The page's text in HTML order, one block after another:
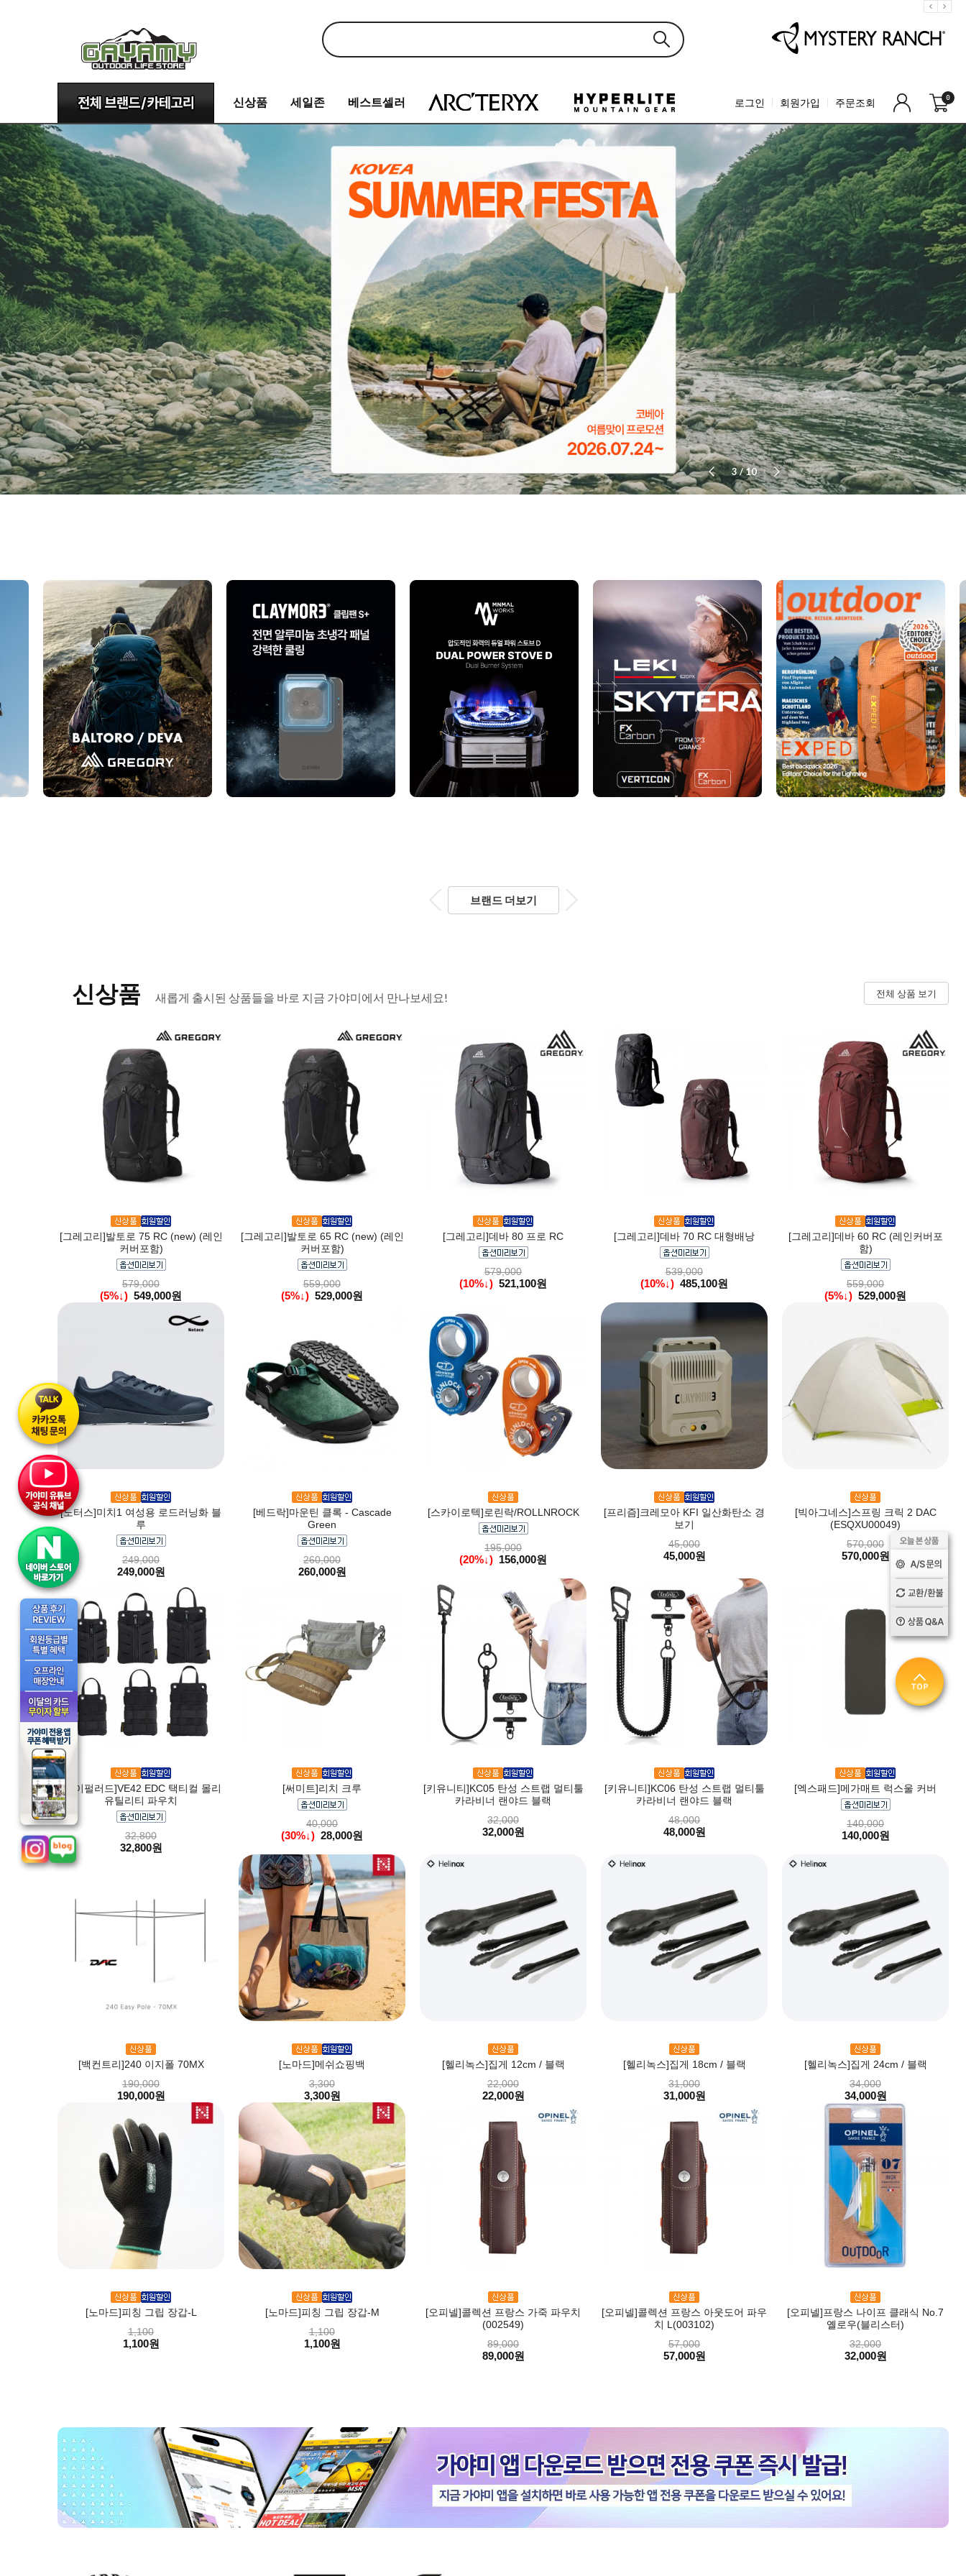
신상품 세일존 베스트셀러 로그인 회원가입 주문조회 0
4 /10
브랜드 더보기
신상품 새롭게 출시된 상품들을 바로 지금 가야미에서 만나보세요! 전체 상품 보기
[그레고리]발토로 75 RC (new) (레인
커버포함)
579,000
(5%↓) 549,000원
[그레고리]발토로 65 RC (new) (레인
커버포함)
559,000
(5%↓) 529,000원
[그레고리]데바 80 프로 RC
579,000
(10%↓) 521,100원
[그레고리]데바 70 RC 대형배낭
539,000
(10%↓) 485,100원
[그레고리]데바 60 RC (레인커버포
함)
559,000
(5%↓) 529,000원
[노터스]미치1 여성용 로드러닝화 블
루
249,000
249,000원
[베드락]마운틴 클록 - Cascade
Green
260,000
260,000원
[스카이로텍]로린락/ROLLNROCK
195,000
(20%↓) 156,000원
[프리즘]크레모아 KFI 일산화탄소 경
보기
45,000
45,000원
[빅아그네스]스프링 크릭 2 DAC
(ESQXU00049)
570,000
570,000원
[바이펄러드]VE42 EDC 택티컬 몰리
유틸리티 파우치
32,800
32,800원
[써미트]리치 크루
40,000
(30%↓) 28,000원
[키유니티]KC05 탄성 스트랩 멀티툴
카라비너 랜야드 블랙
32,000
32,000원
[키유니티]KC06 탄성 스트랩 멀티툴
카라비너 랜야드 블랙
48,000
48,000원
[엑스패드]메가매트 럭스울 커버
140,000
140,000원
[백컨트리]240 이지폴 70MX
190,000
190,000원
[노마드]메쉬쇼핑백
3,300
3,300원
[헬리녹스]집게 12cm / 블랙
22,000
22,000원
[헬리녹스]집게 18cm / 블랙
31,000
31,000원
[헬리녹스]집게 24cm / 블랙
34,000
34,000원
[노마드]피칭 그립 장갑-L
1,100
1,100원
[노마드]피칭 그립 장갑-M
1,100
1,100원
[오피넬]콜렉션 프랑스 가죽 파우치
(002549)
89,000
89,000원
[오피넬]콜렉션 프랑스 아웃도어 파우
치 L(003102)
57,000
57,000원
[오피넬]프랑스 나이프 클래식 No.7
옐로우(블리스터)
32,000
32,000원